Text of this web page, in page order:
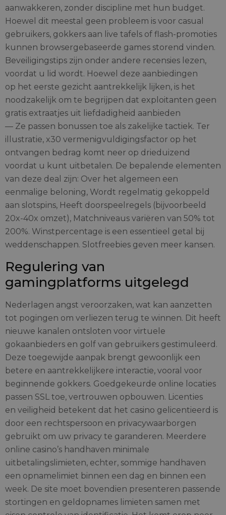
aanwakkeren, zonder discipline met hun budget.
Hoewel dit meestal geen probleem is voor casual
gebruikers, gokkers aan live tafels of flash-promoties
kunnen browsergebaseerde games storend vinden.
Beveiligingstips zijn onder andere recensies lezen,
voordat u lid wordt. Hoewel deze aanbiedingen
op het eerste gezicht aantrekkelijk lijken, is het
noodzakelijk om te begrijpen dat exploitanten geen
gratis extraatjes uit liefdadigheid aanbieden
— Ze passen bonussen toe als zakelijke tactiek. Ter
illustratie, x30 vermenigvuldigingsfactor op het
ontvangen bedrag komt neer op drieduizend
voordat u kunt uitbetalen. De bepalende elementen
van deze deal zijn: Over het algemeen een
eenmalige beloning, Wordt regelmatig gekoppeld
aan slotspins, Heeft doorspeelregels (bijvoorbeeld
20x-40x omzet), Matchniveaus variëren van 50% tot
200%. Winstpercentage is een essentieel getal bij
weddenschappen. Slotfreebies geven meer kansen.
Regulering van
gamingplatforms uitgelegd
Nederlagen angst veroorzaken, wat kan aanzetten
tot pogingen om verliezen terug te winnen. Dit heeft
nieuwe kanalen ontsloten voor virtuele
gokaanbieders en golf van gebruikers gestimuleerd.
Deze toegewijde aanpak brengt gewoonlijk een
betere en aantrekkelijkere interactie, vooral voor
beginnende gokkers. Goedgekeurde online locaties
passen SSL toe, vertrouwen opbouwen. Licenties
en veiligheid betekent dat het casino gelicentieerd is
door een rechtspersoon en privacywaarborgen
gebruikt om uw privacy te garanderen. Meerdere
online casino’s handhaven minimale
uitbetalingslimieten, echter, sommige handhaven
een opnamelimiet binnen een dag en binnen een
week. De site moet bovendien presenteren passende
stortingen en geldopnames limieten samen met